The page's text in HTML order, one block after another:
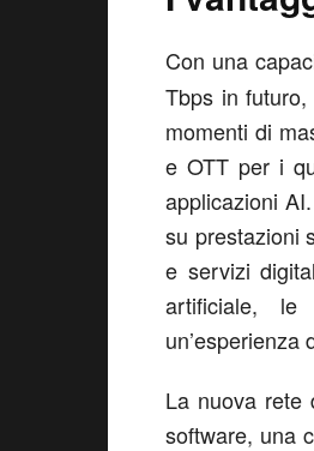
Con una
Tbps in
momenti di
e OTT per i
applicazioni
su prestazioni
e servizi
artificiale, le
un’esperienza
La nuova rete
software, una